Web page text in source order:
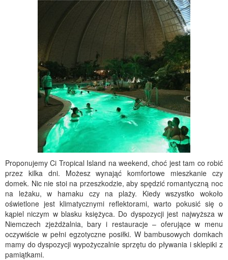
Proponujemy Ci Tropical Island na weekend, choć jest tam co robić
przez kilka dni. Możesz wynająć komfortowe mieszkanie czy
domek. Nic nie stoi na przeszkodzie, aby spędzić romantyczną noc
na leżaku, w hamaku czy na plaży. Kiedy wszystko wokoło
oświetlone jest klimatycznymi reflektorami, warto pokusić się o
kąpiel niczym w blasku księżyca. Do dyspozycji jest najwyższa w
Niemczech zjeżdżalnia, bary i restauracje – oferujące w menu
oczywiście w pełni egzotyczne posiłki. W bambusowych domkach
mamy do dyspozycji wypożyczalnie sprzętu do pływania i sklepiki z
pamiątkami.